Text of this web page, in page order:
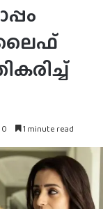
ലൈഫ്
0 1 minute read